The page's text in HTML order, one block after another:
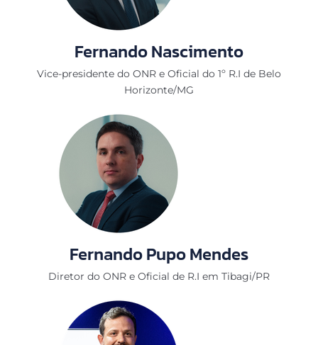
Fernando Nascimento
Vice-presidente do ONR e Oficial do 1º R.I de Belo
Horizonte/MG
Fernando Pupo Mendes
Diretor do ONR e Oficial de R.I em Tibagi/PR